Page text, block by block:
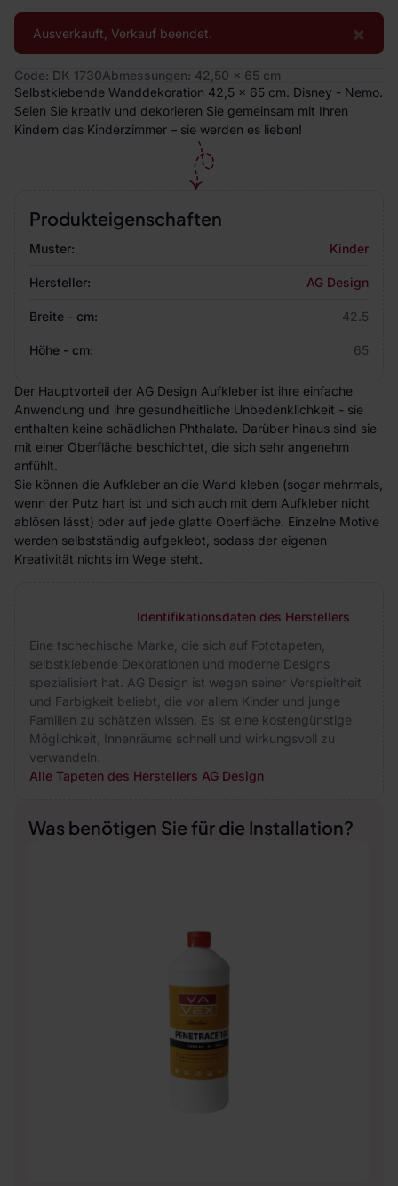
×
Ausverkauft, Verkauf beendet.
Code: DK 1730Abmessungen: 42,50 x 65 cm
Selbstklebende Wanddekoration 42,5 x 65 cm. Disney - Nemo.
Seien Sie kreativ und dekorieren Sie gemeinsam mit Ihren
Kindern das Kinderzimmer – sie werden es lieben!
Produkteigenschaften
Muster: Kinder
Hersteller: AG Design
Breite - cm: 42.5
Höhe - cm: 65
Der Hauptvorteil der AG Design Aufkleber ist ihre einfache
Anwendung und ihre gesundheitliche Unbedenklichkeit - sie
enthalten keine schädlichen Phthalate. Darüber hinaus sind sie
mit einer Oberfläche beschichtet, die sich sehr angenehm
anfühlt.
Sie können die Aufkleber an die Wand kleben (sogar mehrmals,
wenn der Putz hart ist und sich auch mit dem Aufkleber nicht
ablösen lässt) oder auf jede glatte Oberfläche. Einzelne Motive
werden selbstständig aufgeklebt, sodass der eigenen
Kreativität nichts im Wege steht.
Identifikationsdaten des Herstellers
Eine tschechische Marke, die sich auf Fototapeten,
selbstklebende Dekorationen und moderne Designs
spezialisiert hat. AG Design ist wegen seiner Verspieltheit
und Farbigkeit beliebt, die vor allem Kinder und junge
Familien zu schätzen wissen. Es ist eine kostengünstige
Möglichkeit, Innenräume schnell und wirkungsvoll zu
verwandeln.
Alle Tapeten des Herstellers AG Design
Was benötigen Sie für die Installation?